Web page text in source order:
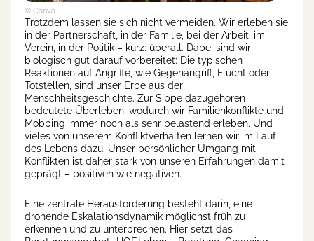
© Canva
Trotzdem lassen sie sich nicht vermeiden. Wir erleben sie
in der Partnerschaft, in der Familie, bei der Arbeit, im
Verein, in der Politik – kurz: überall. Dabei sind wir
biologisch gut darauf vorbereitet: Die typischen
Reaktionen auf Angriffe, wie Gegenangriff, Flucht oder
Totstellen, sind unser Erbe aus der
Menschheitsgeschichte. Zur Sippe dazugehören
bedeutete Überleben, wodurch wir Familienkonflikte und
Mobbing immer noch als sehr belastend erleben. Und
vieles von unserem Konfliktverhalten lernen wir im Lauf
des Lebens dazu. Unser persönlicher Umgang mit
Konflikten ist daher stark von unseren Erfahrungen damit
geprägt – positiven wie negativen.
Eine zentrale Herausforderung besteht darin, eine
drohende Eskalationsdynamik möglichst früh zu
erkennen und zu unterbrechen. Hier setzt das